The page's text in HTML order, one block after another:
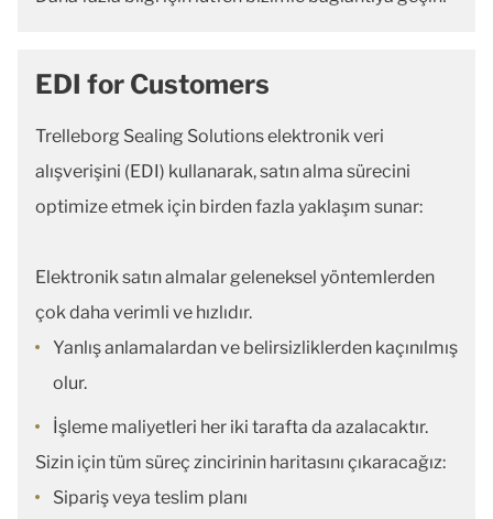
EDI for Customers
Trelleborg Sealing Solutions elektronik veri
alışverişini (EDI) kullanarak, satın alma sürecini
optimize etmek için birden fazla yaklaşım sunar:
Elektronik satın almalar geleneksel yöntemlerden
çok daha verimli ve hızlıdır.
Yanlış anlamalardan ve belirsizliklerden kaçınılmış
olur.
İşleme maliyetleri her iki tarafta da azalacaktır.
Sizin için tüm süreç zincirinin haritasını çıkaracağız:
Sipariş veya teslim planı